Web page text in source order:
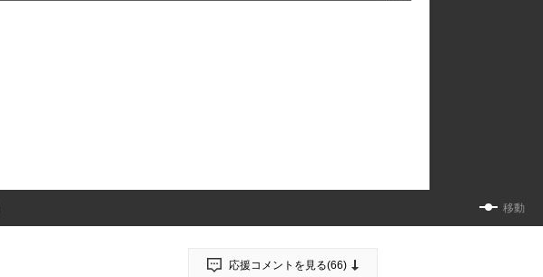
移動
応援コメントを見る(66)